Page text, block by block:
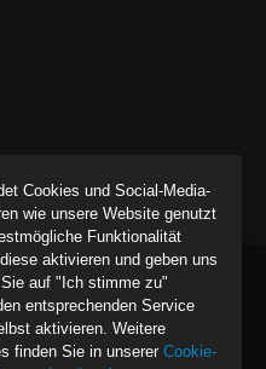
Cookies und Social-Media-
wie unsere Website genutzt
Funktionalität
aktivieren und geben uns
Sie auf "Ich stimme zu"
entsprechenden Service
aktivieren. Weitere
finden Sie in unserer Cookie-